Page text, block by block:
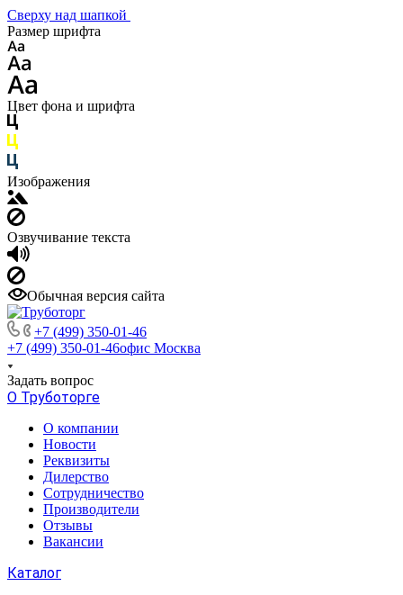
Сверху над шапкой
Размер шрифта
Цвет фона и шрифта
Изображения
Озвучивание текста
Обычная версия сайта
+7 (499) 350-01-46
+7 (499) 350-01-46офис Москва
Задать вопрос
О Труботорге
О компании
Новости
Реквизиты
Дилерство
Сотрудничество
Производители
Отзывы
Вакансии
Каталог